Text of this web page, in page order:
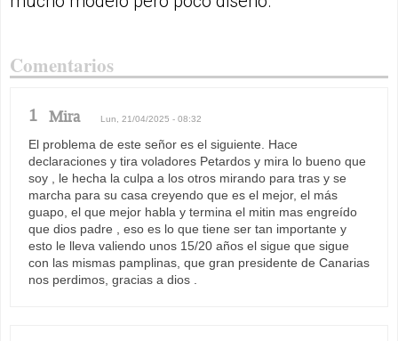
Comentarios
1 Mira Lun, 21/04/2025 - 08:32
El problema de este señor es el siguiente. Hace
declaraciones y tira voladores Petardos y mira lo bueno que
soy , le hecha la culpa a los otros mirando para tras y se
marcha para su casa creyendo que es el mejor, el más
guapo, el que mejor habla y termina el mitin mas engreído
que dios padre , eso es lo que tiene ser tan importante y
esto le lleva valiendo unos 15/20 años el sigue que sigue
con las mismas pamplinas, que gran presidente de Canarias
nos perdimos, gracias a dios .